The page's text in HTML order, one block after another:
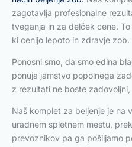
zagotavlja profesionalne
tveganja in za delček cene.
ki cenijo lepoto in zdravje zob.
Ponosni smo, da smo edina
ponuja jamstvo popolnega
z rezultati ne boste
Naš komplet za beljenje je na
uradnem spletnem mestu,
prevoznikov pa ga pošiljamo